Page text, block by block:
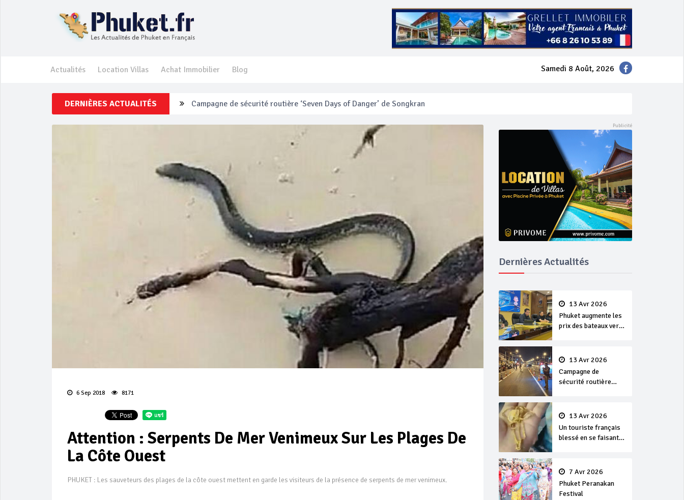
Actualités Location Villas Achat Immobilier Blog Samedi 8 Août, 2026
DERNIÈRES ACTUALITÉS Un touriste français blessé en se faisant arracher son collier en or
Phuket Peranakan Festival
‘Phuket Eye’ assurera la sécurité pendant Songkran
Phuket augmente les prix des bateaux vers Koh Phi Phi et des excursions en mer
6 Sep 2018 8171
Attention : Serpents De Mer Venimeux Sur Les Plages De
La Côte Ouest
PHUKET : Les sauveteurs des plages de la côte ouest mettent en garde les visiteurs de la présence de serpents de mer venimeux.
Dernières Actualités
13 Avr 2026
Phuket augmente les
prix des bateaux vers
13 Avr 2026
Campagne de
sécurité routière
13 Avr 2026
Un touriste français
blessé en se faisant
7 Avr 2026
Phuket Peranakan
Festival